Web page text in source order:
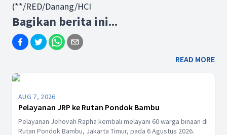
(**/RED/Danang/HCI
Bagikan berita ini...
READ MORE
AUG 7, 2026
Pelayanan JRP ke Rutan Pondok Bambu
Pelayanan Jehovah Rapha kembali melayani 60 warga binaan di
Rutan Pondok Bambu, Jakarta Timur, pada 6 Agustus 2026.